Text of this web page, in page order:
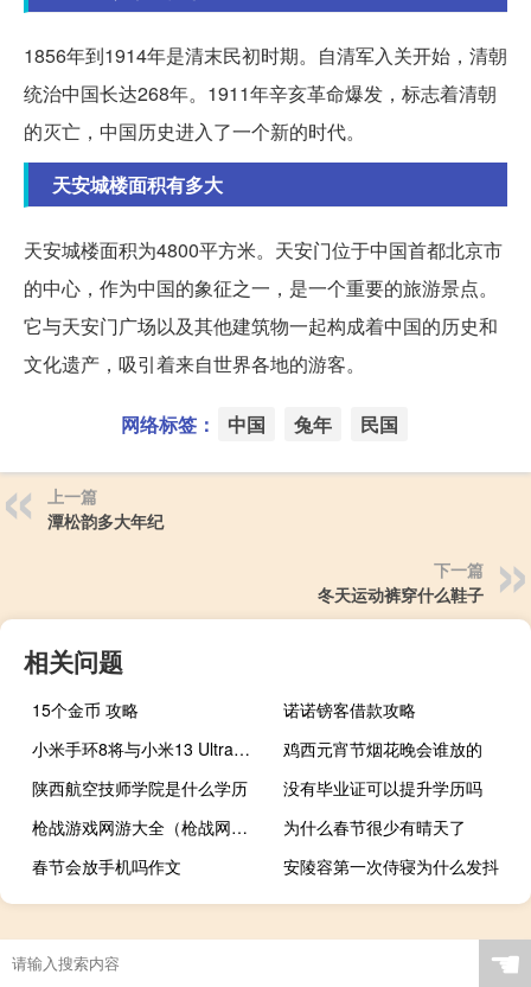
1856年到1914年是清末民初时期。自清军入关开始，清朝
统治中国长达268年。1911年辛亥革命爆发，标志着清朝
的灭亡，中国历史进入了一个新的时代。
天安城楼面积有多大
天安城楼面积为4800平方米。天安门位于中国首都北京市
的中心，作为中国的象征之一，是一个重要的旅游景点。
它与天安门广场以及其他建筑物一起构成着中国的历史和
文化遗产，吸引着来自世界各地的游客。
网络标签： 中国 兔年 民国
上一篇
潭松韵多大年纪
下一篇
冬天运动裤穿什么鞋子
相关问题
15个金币 攻略
诺诺镑客借款攻略
小米手环8将与小米13 Ultra一起推出
鸡西元宵节烟花晚会谁放的
陕西航空技师学院是什么学历
没有毕业证可以提升学历吗
枪战游戏网游大全（枪战网游大全）
为什么春节很少有晴天了
春节会放手机吗作文
安陵容第一次侍寝为什么发抖
☚